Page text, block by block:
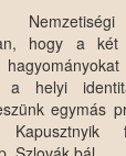
hogy a két
helyi
egymás